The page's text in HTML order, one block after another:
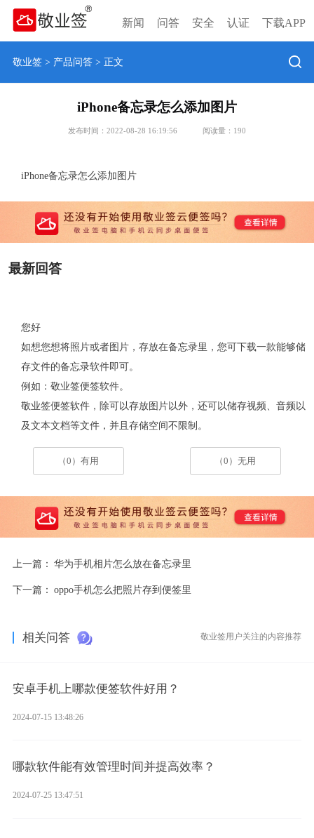
新闻 问答 安全 认证 下载APP
敬业签> 产品问答> 正文
iPhone备忘录怎么添加图片
发布时间：2022-08-28 16:19:56 阅读量： 190
iPhone备忘录怎么添加图片
最新回答
您好
如想您想将照片或者图片，存放在备忘录里，您可下载一款能够储
存文件的备忘录软件即可。
例如：敬业签便签软件。
敬业签便签软件，除可以存放图片以外，还可以储存视频、音频以
及文本文档等文件，并且存储空间不限制。
（0）有用 （0）无用
上一篇： 华为手机相片怎么放在备忘录里
下一篇： oppo手机怎么把照片存到便签里
相关问答 敬业签用户关注的内容推荐
安卓手机上哪款便签软件好用？
2024-07-15 13:48:26
哪款软件能有效管理时间并提高效率？
2024-07-25 13:47:51